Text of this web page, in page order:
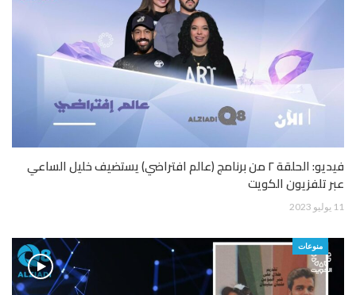
فيديو: الحلقة ٢ من برنامج (عالم افتراضي) يستضيف خليل الساعي
عبر تلفزيون الكويت
11 يوليو 2023
منوعات